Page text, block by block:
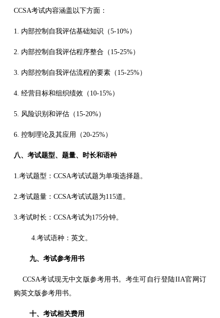
CCSA考试内容涵盖以下方面：
1. 内部控制自我评估基础知识（5-10%）
2. 内部控制自我评估程序整合（15-25%）
3. 内部控制自我评估流程的要素（15-25%）
4. 经营目标和组织绩效（10-15%）
5. 风险识别和评估（15-20%）
6. 控制理论及其应用（20-25%）
八、考试题型、题量、时长和语种
1.考试题型：CCSA考试试题为单项选择题。
2.考试题量：CCSA考试试题为115道。
3.考试时长：CCSA考试为175分钟。
4.考试语种：英文。
九、考试参考用书
CCSA考试现无中文版参考用书。考生可自行登陆IIA官网订
购英文版参考用书。
十、考试相关费用